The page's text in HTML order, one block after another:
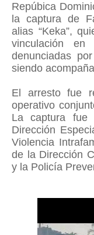
Repúbica
la captura de
alias “Keka”,
vinculación en
denunciadas
siendo
El arresto fue
operativo
La captura fue
Dirección
Violencia
de la Dirección
y la Policía